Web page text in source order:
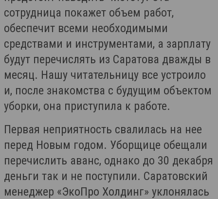
сотрудница покажет объем работ,
обеспечит всеми необходимыми
средствами и инструментами, а зарплату
будут перечислять из Саратова дважды в
месяц. Нашу читательницу все устроило
и, после знакомства с будущим объектом
уборки, она приступила к работе.
Первая неприятность свалилась на нее
перед Новым годом. Уборщице обещали
перечислить аванс, однако до 30 декабря
деньги так и не поступили. Саратовский
менеджер «ЭкоПро Холдинг» уклонялась